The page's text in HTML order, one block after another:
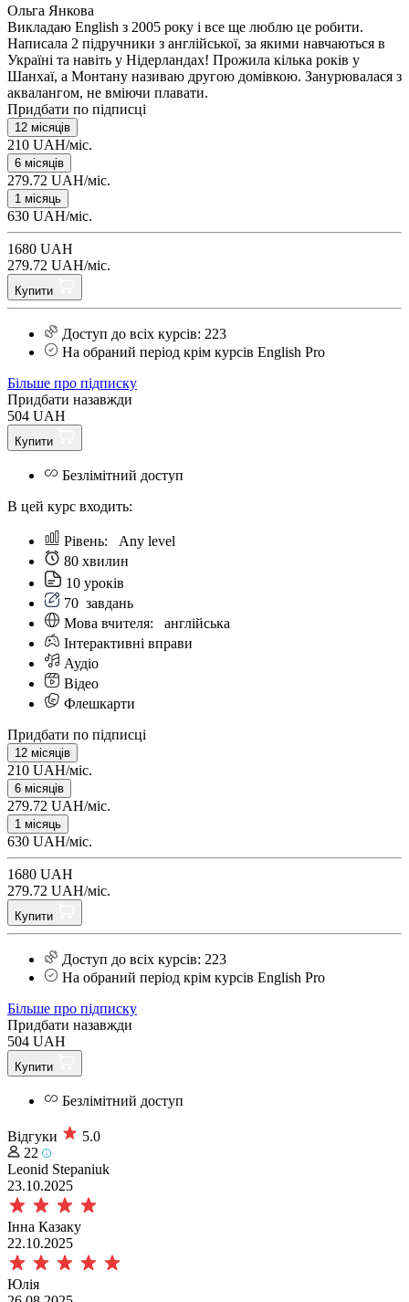
Ольга Янкова
Викладаю English з 2005 року і все ще люблю це робити.
Написала 2 підручники з англійської, за якими навчаються в
Україні та навіть у Нідерландах! Прожила кілька років у
Шанхаї, а Монтану називаю другою домівкою. Занурювалася з
аквалангом, не вміючи плавати.
Придбати по підписці
12 місяців
210 UAH/міс.
6 місяців
279.72 UAH/міс.
1 місяць
630 UAH/міс.
1680 UAH
279.72 UAH/міс.
Купити
Доступ до всіх курсів: 223
На обраний період крім курсів English Pro
Більше про підписку
Придбати назавжди
504 UAH
Купити
Безлімітний доступ
В цей курс входить:
Рівень: Any level
80 хвилин
10 уроків
70 завдань
Мова вчителя: англійська
Інтерактивні вправи
Аудіо
Відео
Флешкарти
Придбати по підписці
12 місяців
210 UAH/міс.
6 місяців
279.72 UAH/міс.
1 місяць
630 UAH/міс.
1680 UAH
279.72 UAH/міс.
Купити
Доступ до всіх курсів: 223
На обраний період крім курсів English Pro
Більше про підписку
Придбати назавжди
504 UAH
Купити
Безлімітний доступ
Відгуки
5.0
22
Leonid Stepaniuk
23.10.2025
Інна Казаку
22.10.2025
Юлія